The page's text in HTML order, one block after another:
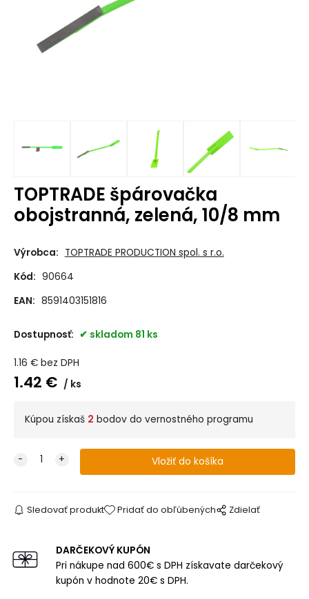
TOPTRADE špárovačka
obojstranná, zelená, 10/8 mm
Výrobca: TOPTRADE PRODUCTION spol. s r.o.
Kód: 90664
EAN: 8591403151816
Dostupnosť: skladom 81 ks
1.16 € bez DPH
1.42 € ks
Kúpou získaš 2 bodov do vernostného programu
Sledovať produkt Pridať do obľúbených Zdielať
DARČEKOVÝ KUPÓN
Pri nákupe nad 600€ s DPH získavate darčekový
kupón v hodnote 20€ s DPH.